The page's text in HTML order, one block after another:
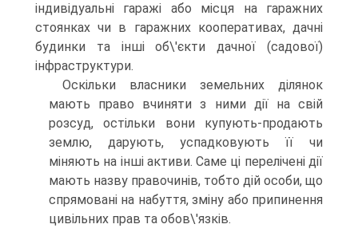
індивідуальні гаражі або місця на гаражних
стоянках чи в гаражних коопера­тивах, дачні
будинки та інші об\'єкти дачної (садової)
інфра­структури.
Оскільки власники земельних ділянок
мають право вчиняти з ними дії на свій
розсуд, остільки вони купують-продають
землю, дарують, успадковують її чи
міняють на інші активи. Саме ці перелічені дії
мають назву правочинів, тобто дій особи, що
спрямовані на набуття, зміну або припинення
цивільних прав та обов\'язків.